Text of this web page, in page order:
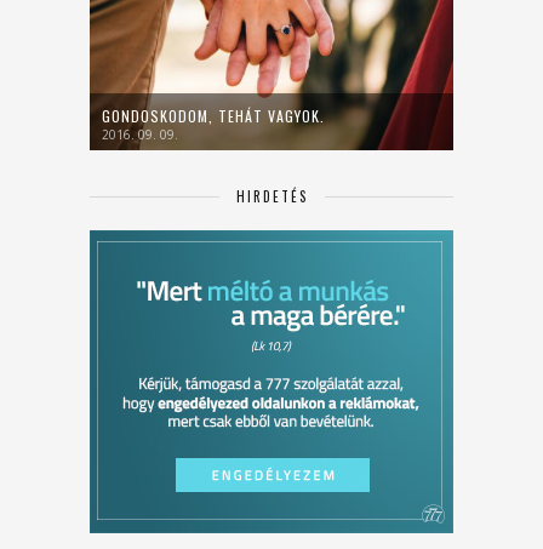
GONDOSKODOM, TEHÁT VAGYOK.
2016. 09. 09.
HIRDETÉS